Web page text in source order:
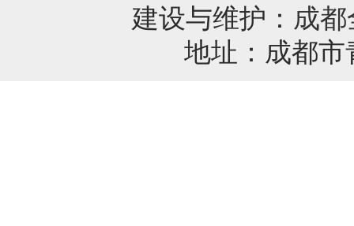
建设与维护： 成
地址：成都